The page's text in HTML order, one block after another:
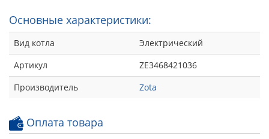
Основные характеристики:
Вид котла
Электрический
Артикул
ZE3468421036
Производитель
Zota
Оплата товара